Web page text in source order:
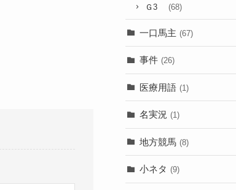
Ｇ3 (68)
一口馬主 (67)
事件 (26)
医療用語 (1)
名実況 (1)
地方競馬 (8)
小ネタ (9)